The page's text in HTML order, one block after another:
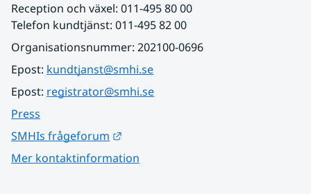
Reception och växel: 011-495 80 00
Telefon kundtjänst: 011-495 82 00
Organisationsnummer: 202100-0696
Epost: kundtjanst@smhi.se
Epost: registrator@smhi.se
Press
SMHIs frågeforum
Mer kontaktinformation